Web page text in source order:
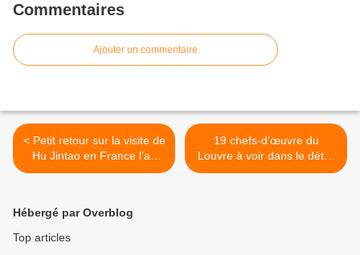
Commentaires
Ajouter un commentaire
< Petit retour sur la visite de
Hu Jintao en France l’an
dernier
19 chefs-d’œuvre du
Louvre à voir dans le détail
>
Hébergé par Overblog
Top articles